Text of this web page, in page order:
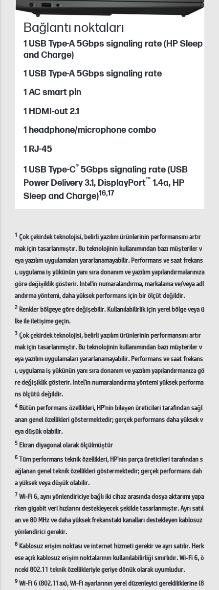
Bağlantı noktaları
1 USB Type-A 5Gbps signaling rate (HP Sleep
and Charge)
1 USB Type-A 5Gbps signaling rate
1 AC smart pin
1 HDMI-out 2.1
1 headphone/microphone combo
1 RJ-45
1 USB Type-C® 5Gbps signaling rate (USB
Power Delivery 3.1, DisplayPort™ 1.4a, HP
Sleep and Charge)16,17
1 Çok çekirdek teknolojisi, belirli yazılım ürünlerinin performansını artır
mak için tasarlanmıştır. Bu teknolojinin kullanımından bazı müşteriler v
eya yazılım uygulamaları yararlanamayabilir. Performans ve saat frekans
ı, uygulama iş yükünün yanı sıra donanım ve yazılım yapılandırmalarınıza
göre değişiklik gösterir. Intel'in numaralandırma, markalama ve/veya adl
andırma yöntemi, daha yüksek performans için bir ölçüt değildir.
2 Renkler bölgeye göre değişebilir. Kullanılabilirlik için yerel bölge veya ü
lke ile iletişime geçin.
3Çok çekirdek teknolojisi, belirli yazılım ürünlerinin performansını artır
mak için tasarlanmıştır. Bu teknolojinin kullanımından bazı müşteriler v
eya yazılım uygulamaları yararlanamayabilir. Performans ve saat frekans
ı, uygulama iş yükünün yanı sıra donanım ve yazılım yapılandırmanıza gö
re değişiklik gösterir. Intel'in numaralandırma yöntemi yüksek performa
ns ölçütü değildir.
4 Bütün performans özellikleri, HP'nin bileşen üreticileri tarafından sağl
anan genel özellikleri göstermektedir; gerçek performans daha yüksek v
eya düşük olabilir.
5 Ekran diyagonal olarak ölçülmüştür
6Tüm performans teknik özellikleri, HP'nin parça üreticileri tarafından s
ağlanan genel teknik özellikleri göstermektedir; gerçek performans dah
a yüksek veya düşük olabilir.
7Wi-Fi 6, aynı yönlendiriciye bağlı iki cihaz arasında dosya aktarımı yapa
rken gigabit veri hızlarını destekleyecek şekilde tasarlanmıştır. Ayrı satıl
an ve 80 MHz ve daha yüksek frekanstaki kanalları destekleyen kablosuz
yönlendirici gerekir.
8 Kablosuz erişim noktası ve internet hizmeti gerekir ve ayrı satılır. Herk
ese açık kablosuz erişim noktalarının kullanılabilirliği sınırlıdır. Wi-Fi 6, ö
nceki 802.11 teknik özellikleriyle geriye dönük olarak uyumludur.
9Wi-Fi 6 (802.11ax), Wi-Fi ayarlarının yerel düzenleyici gerekliliklerine (8